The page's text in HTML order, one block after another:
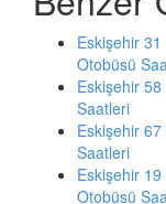
Eskişehir
Otobüsü
Eskişehir
Saatleri
Eskişehir
Saatleri
Eskişehir
Otobüsü